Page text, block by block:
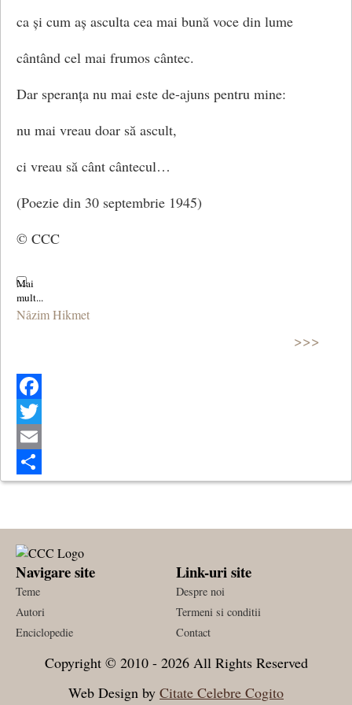
ca și cum aș asculta cea mai bună voce din lume
cântând cel mai frumos cântec.
Dar speranța nu mai este de-ajuns pentru mine:
nu mai vreau doar să ascult,
ci vreau să cânt cântecul…
(Poezie din 30 septembrie 1945)
© CCC
Nâzim Hikmet
>>>
Facebook
Twitter
Email
Share
Navigare site
Teme
Autori
Enciclopedie
Link-uri site
Despre noi
Termeni si conditii
Contact
Copyright © 2010 - 2026 All Rights Reserved
Web Design by Citate Celebre Cogito